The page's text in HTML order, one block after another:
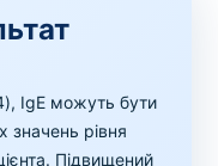
IgE можуть бути
значень рівня
Підвищений